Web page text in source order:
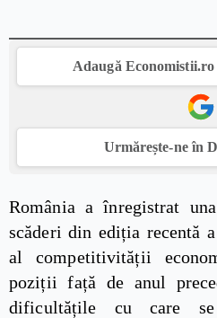
Adaugă
Urmărește-ne în
România a înregistrat
scăderi din ediția recentă
al competitivității
poziții față de anul
dificultățile cu care se